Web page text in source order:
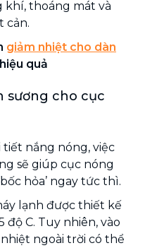
khí, thoáng mát và
cản.
giảm nhiệt cho dàn
quả
sương cho cục
nắng nóng, việc
sẽ giúp cục nóng
hỏa’ ngay tức thì.
lạnh được thiết kế
độ C. Tuy nhiên, vào
ngoài trời có thể